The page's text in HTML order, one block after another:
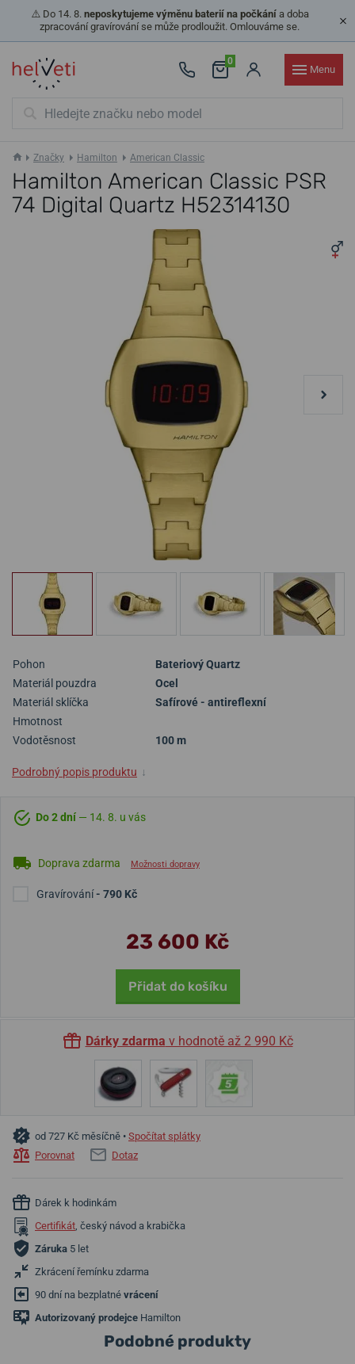
⚠️ Do 14. 8. neposkytujeme výměnu baterií na počkánía doba
zpracování gravírování se může prodloužit. Omlouváme se.
0
Menu
Značky Hamilton American Classic
Hamilton American Classic PSR
74 Digital Quartz H52314130
Pohon
Bateriový Quartz
Materiál pouzdra
Ocel
Materiál sklíčka
Safírové - antireflexní
Hmotnost
Vodotěsnost
100 m
Podrobný popis produktu ↓
Do 2 dní — 14. 8. u vás
Doprava zdarma Možnosti dopravy
Gravírování- 790 Kč
23 600 Kč
Přidat do košíku
Dárky zdarma v hodnotě až 2 990 Kč
od 727 Kč měsíčně • Spočítat splátky
Porovnat
Dotaz
Dárek k hodinkám
Certifikát, český návod a krabička
Záruka 5 let
Zkrácení řemínku zdarma
90 dní na bezplatné vrácení
Autorizovaný prodejce Hamilton
Podobné produkty